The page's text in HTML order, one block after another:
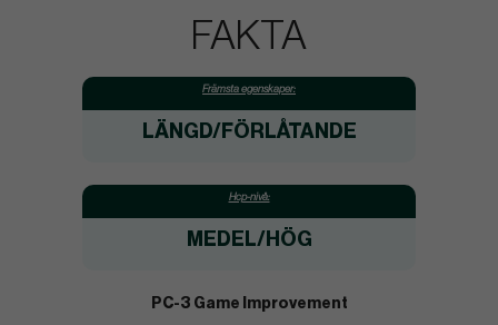
FAKTA
Främsta egenskaper:
LÄNGD/FÖRLÅTANDE
Hcp-nivå:
MEDEL/HÖG
PC-3 Game Improvement